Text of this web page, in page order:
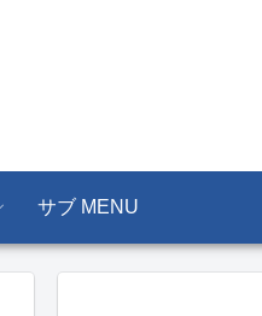
サブ MENU